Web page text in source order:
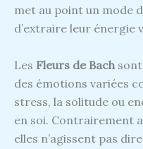
met au point un mode
d’extraire leur énergie
Les Fleurs de Bachsont
des émotions variées
stress, la solitude ou
en soi. Contrairement
elles n’agissent pas